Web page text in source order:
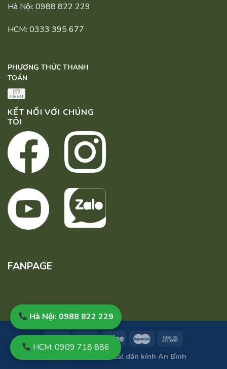
Hà Nội: 0988 822 229
HCM: 0333 395 677
PHƯƠNG THỨC THANH
TOÁN
KẾT NỐI VỚI CHÚNG
TÔI
FANPAGE
Hà Nội: 0988 822 229
HCM: 0909 718 886
Decal dán kính An Bình